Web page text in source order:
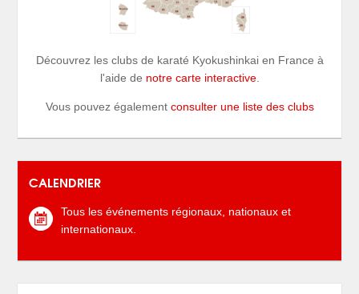
Découvrez les clubs de karaté Kyokushinkai en France à
l'aide de notre carte interactive.
Vous pouvez également consulter une liste des clubs
CALENDRIER
Tous les événements régionaux, nationaux et
internationaux.